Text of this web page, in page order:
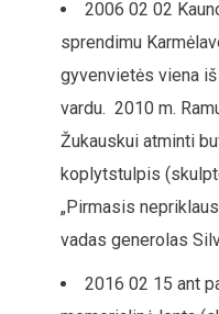
2006 02 02
sprendimu
gyvenvietės viena
vardu. 2010 m.
Žukauskui atminti
koplytstulpis
„Pirmasis
vadas generolas
2016 02 15 ant